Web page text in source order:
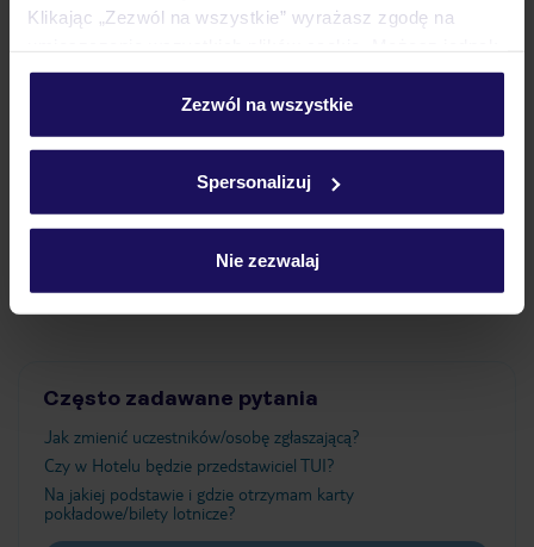
Klikając „Zezwól na wszystkie” wyrażasz zgodę na
personalizować swój wybór wchodząc w zakładkę
Szczegółowe informacje o plikach cookie znajdziesz
Zezwól na wszystkie
Spersonalizuj
Nie zezwalaj
Pokoje
Atrakcje
Ważne informacje
Często zadawane pytania
Jak zmienić uczestników/osobę zgłaszającą?
Czy w Hotelu będzie przedstawiciel TUI?
Na jakiej podstawie i gdzie otrzymam karty
pokładowe/bilety lotnicze?